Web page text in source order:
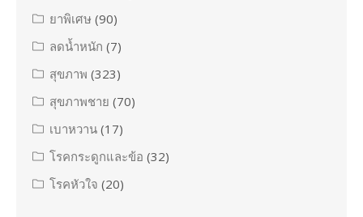
ยาพิเศษ (90)
ลดน้ำหนัก (7)
สุขภาพ (323)
สุขภาพชาย (70)
เบาหวาน (17)
โรคกระดูกและข้อ (32)
โรคหัวใจ (20)